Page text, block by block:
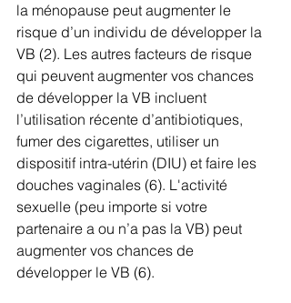
la ménopause peut augmenter le
risque d’un individu de développer la
VB (2). Les autres facteurs de risque
qui peuvent augmenter vos chances
de développer la VB incluent
l’utilisation récente d’antibiotiques,
fumer des cigarettes, utiliser un
dispositif intra-utérin (DIU) et faire les
douches vaginales (6). L'activité
sexuelle (peu importe si votre
partenaire a ou n’a pas la VB) peut
augmenter vos chances de
développer le VB (6).